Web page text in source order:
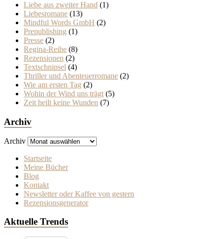
Liebe aus zweiter Hand (1)
Liebesromane (13)
Mindful Words GmbH (2)
Prepublishing (1)
Presse (2)
Regina-Reihe (8)
Rezensionen (2)
Textschnipsel (4)
Thriller und Abenteuerromane (2)
Wie am ersten Tag (2)
Wohin der Wind uns trägt (5)
Zeit heilt keine Wunden (7)
Archiv
Archiv
Startseite
Meine Bücher
Blog
Kontakt
Newsletter oder Kaffee von gestern
Rezensionsgenerator
Aktuelle Trends